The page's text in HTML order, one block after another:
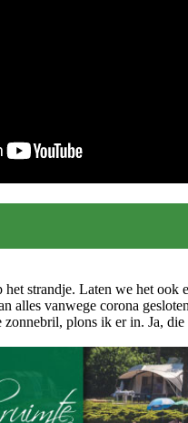
strandje. Laten we het ook
alles vanwege corona
zonnebril, plons ik er in. Ja,